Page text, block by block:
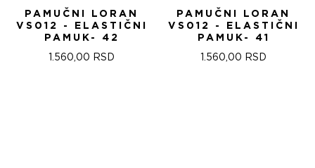
PAMUČNI LORAN
VS012 - ELASTIČNI
PAMUK- 42
1.560,00 RSD
PAMUČNI LORAN
VS012 - ELASTIČNI
PAMUK- 41
1.560,00 RSD